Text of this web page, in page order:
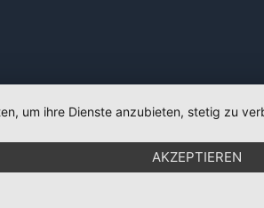
um ihre Dienste anzubieten, stetig zu
AKZEPTIEREN